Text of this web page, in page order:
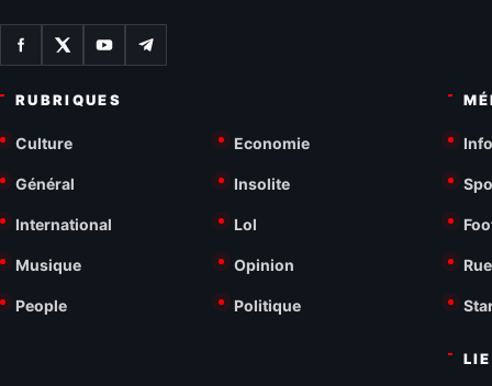
RUBRIQUES
Culture Economie
Général Insolite
International Lol
Musique Opinion
People Politique